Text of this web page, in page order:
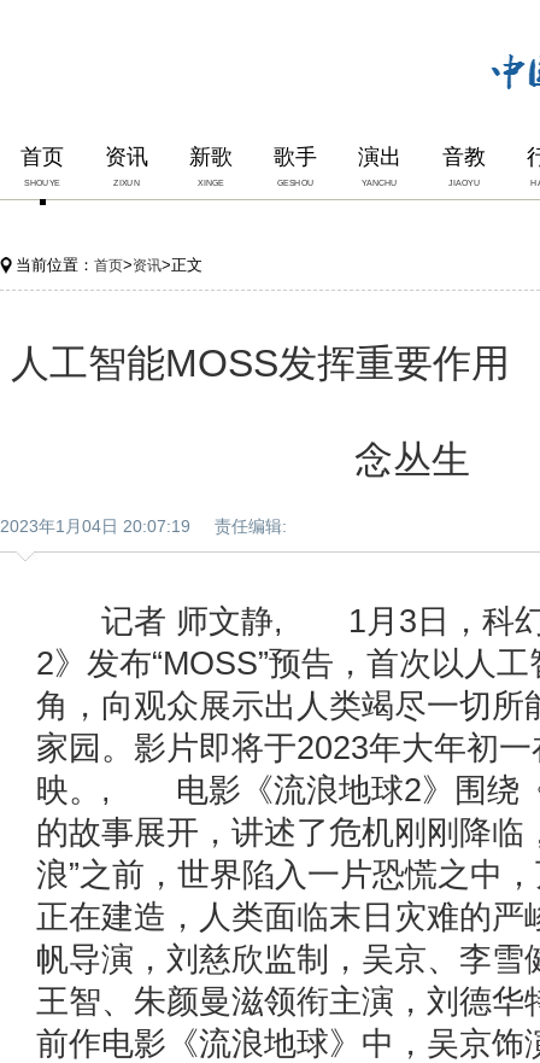
首页
SHOUYE
资讯
ZIXUN
新歌
XINGE
歌手
GESHOU
演出
YANCHU
音教
JIAOYU
当前位置： 首页>资讯>正文
人工智能MOSS发挥重要作用
念丛生
2023年1月04日 20:07:19 责任编辑:
记者 师文静, 1月3日，科幻
2》发布“MOSS”预告，首次以人
角，向观众展示出人类竭尽一切所
家园。影片即将于2023年大年初
映。, 电影《流浪地球2》围绕
的故事展开，讲述了危机刚刚降临
浪”之前，世界陷入一片恐慌之中
正在建造，人类面临末日灾难的严
帆导演，刘慈欣监制，吴京、李雪
王智、朱颜曼滋领衔主演，刘
前作电影《流浪地球》中，吴京饰